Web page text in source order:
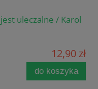
uleczalne / Karol
12,90 zł
do koszyka